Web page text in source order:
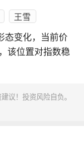
王雪
态变化，当前价
该位置对指数稳
议！投资风险自负。